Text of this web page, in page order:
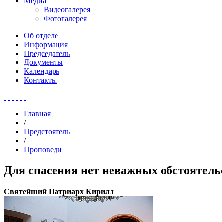
Видеогалерея
Фотогалерея
Об отделе
Информация
Председатель
Документы
Календарь
Контакты
Главная
/
Предстоятель
/
Проповеди
Для спасения нет неважных
Святейший Патриарх Кирилл